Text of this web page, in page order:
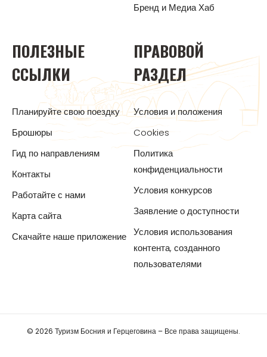
Бренд и Медиа Хаб
ПОЛЕЗНЫЕ
ССЫЛКИ
Планируйте свою поездку
Брошюры
Гид по направлениям
Контакты
Работайте с нами
Карта сайта
Скачайте наше приложение
ПРАВОВОЙ
РАЗДЕЛ
Условия и положения
Cookies
Политика
конфиденциальности
Условия конкурсов
Заявление о доступности
Условия использования
контента, созданного
пользователями
© 2026 Туризм Босния и Герцеговина – Все права защищены.